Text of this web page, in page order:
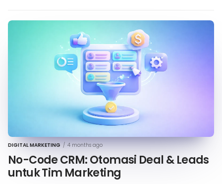
DIGITAL MARKETING / 4 months ago
No-Code CRM: Otomasi Deal & Leads
untuk Tim Marketing